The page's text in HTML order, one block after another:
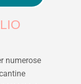
numerose